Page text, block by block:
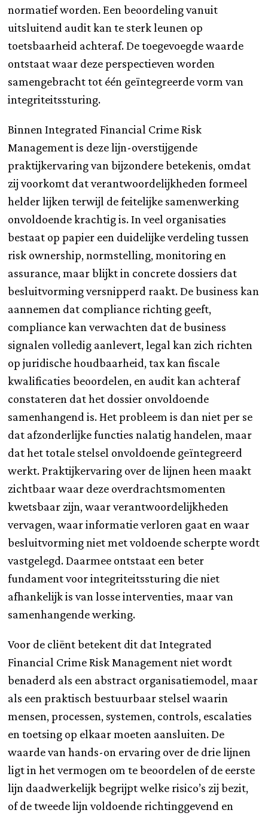
normatief worden. Een beoordeling vanuit
uitsluitend audit kan te sterk leunen op
toetsbaarheid achteraf. De toegevoegde waarde
ontstaat waar deze perspectieven worden
samengebracht tot één geïntegreerde vorm van
integriteitssturing.
Binnen Integrated Financial Crime Risk
Management is deze lijn-overstijgende
praktijkervaring van bijzondere betekenis, omdat
zij voorkomt dat verantwoordelijkheden formeel
helder lijken terwijl de feitelijke samenwerking
onvoldoende krachtig is. In veel organisaties
bestaat op papier een duidelijke verdeling tussen
risk ownership, normstelling, monitoring en
assurance, maar blijkt in concrete dossiers dat
besluitvorming versnipperd raakt. De business kan
aannemen dat compliance richting geeft,
compliance kan verwachten dat de business
signalen volledig aanlevert, legal kan zich richten
op juridische houdbaarheid, tax kan fiscale
kwalificaties beoordelen, en audit kan achteraf
constateren dat het dossier onvoldoende
samenhangend is. Het probleem is dan niet per se
dat afzonderlijke functies nalatig handelen, maar
dat het totale stelsel onvoldoende geïntegreerd
werkt. Praktijkervaring over de lijnen heen maakt
zichtbaar waar deze overdrachtsmomenten
kwetsbaar zijn, waar verantwoordelijkheden
vervagen, waar informatie verloren gaat en waar
besluitvorming niet met voldoende scherpte wordt
vastgelegd. Daarmee ontstaat een beter
fundament voor integriteitssturing die niet
afhankelijk is van losse interventies, maar van
samenhangende werking.
Voor de cliënt betekent dit dat Integrated
Financial Crime Risk Management niet wordt
benaderd als een abstract organisatiemodel, maar
als een praktisch bestuurbaar stelsel waarin
mensen, processen, systemen, controls, escalaties
en toetsing op elkaar moeten aansluiten. De
waarde van hands-on ervaring over de drie lijnen
ligt in het vermogen om te beoordelen of de eerste
lijn daadwerkelijk begrijpt welke risico’s zij bezit,
of de tweede lijn voldoende richtinggevend en